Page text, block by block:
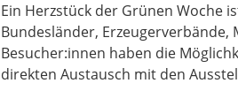
Ein Herzstück der Grünen Woche
Bundesländer,
Besucher:innen haben die
direkten Austausch mit den